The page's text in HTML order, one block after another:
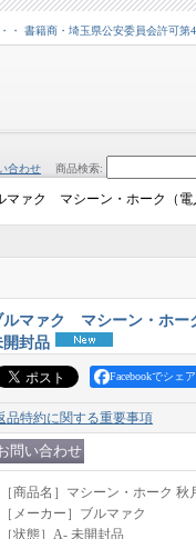
書籍商・埼玉県公安委員会許可第
合わせ 商品検索:
マァク マシーン・ホーク（電
ルマァク マシーン・ホー
開封品
Facebookでシェア
品特約に関する重要事項
［商品名］マシーン・ホーク
［メーカー］ブルマァク
［状態］A- 未開封品